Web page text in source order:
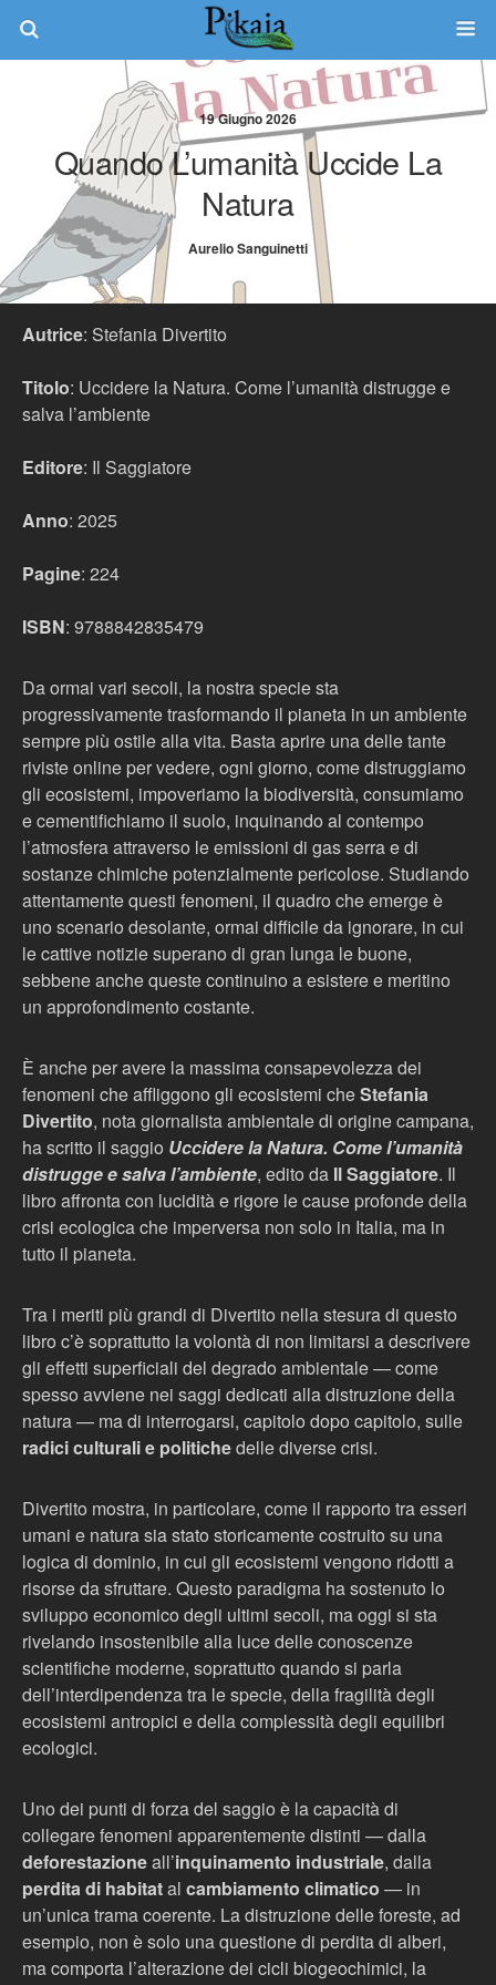
19 Giugno 2026
Quando L’umanità Uccide La
Natura
Aurelio Sanguinetti
Autrice: Stefania Divertito
Titolo: Uccidere la Natura. Come l’umanità distrugge e
salva l’ambiente
Editore: Il Saggiatore
Anno: 2025
Pagine: 224
ISBN: 9788842835479
Da ormai vari secoli, la nostra specie sta
progressivamente trasformando il pianeta in un ambiente
sempre più ostile alla vita. Basta aprire una delle tante
riviste online per vedere, ogni giorno, come distruggiamo
gli ecosistemi, impoveriamo la biodiversità, consumiamo
e cementifichiamo il suolo, inquinando al contempo
l’atmosfera attraverso le emissioni di gas serra e di
sostanze chimiche potenzialmente pericolose. Studiando
attentamente questi fenomeni, il quadro che emerge è
uno scenario desolante, ormai difficile da ignorare, in cui
le cattive notizie superano di gran lunga le buone,
sebbene anche queste continuino a esistere e meritino
un approfondimento costante.
È anche per avere la massima consapevolezza dei
fenomeni che affliggono gli ecosistemi cheStefania
Divertito, nota giornalista ambientale di origine campana,
ha scritto il saggio Uccidere la Natura. Come l’umanità
distrugge e salva l’ambiente, edito da Il Saggiatore. Il
libro affronta con lucidità e rigore le cause profonde della
crisi ecologica che imperversa non solo in Italia, ma in
tutto il pianeta.
Tra i meriti più grandi di Divertito nella stesura di questo
libro c’è soprattutto la volontà di non limitarsi a descrivere
gli effetti superficiali del degrado ambientale — come
spesso avviene nei saggi dedicati alla distruzione della
natura — ma di interrogarsi, capitolo dopo capitolo, sulle
radici culturali e politichedelle diverse crisi.
Divertito mostra, in particolare, come il rapporto tra esseri
umani e natura sia stato storicamente costruito su una
logica di dominio, in cui gli ecosistemi vengono ridotti a
risorse da sfruttare. Questo paradigma ha sostenuto lo
sviluppo economico degli ultimi secoli, ma oggi si sta
rivelando insostenibile alla luce delle conoscenze
scientifiche moderne, soprattutto quando si parla
dell’interdipendenza tra le specie, della fragilità degli
ecosistemi antropici e della complessità degli equilibri
ecologici.
Uno dei punti di forza del saggio è la capacità di
collegare fenomeni apparentemente distinti — dalla
deforestazioneall’inquinamento industriale, dalla
perdita di habitatal cambiamento climatico — in
un’unica trama coerente. La distruzione delle foreste, ad
esempio, non è solo una questione di perdita di alberi,
ma comporta l’alterazione dei cicli biogeochimici, la